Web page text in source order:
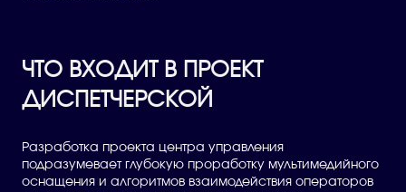
ЧТО ВХОДИТ В ПРОЕКТ
ДИСПЕТЧЕРСКОЙ
Разработка проекта центра управления
подразумевает глубокую проработку мультимедийного
оснащения и алгоритмов взаимодействия операторов